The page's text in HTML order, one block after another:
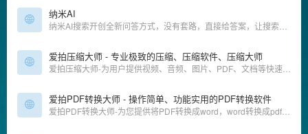
纳米AI
爱拍压缩大师 - 专业极致的压缩、压缩软件、压缩大师
爱拍PDF转换大师 - 操作简单、功能实用的PDF转换软件